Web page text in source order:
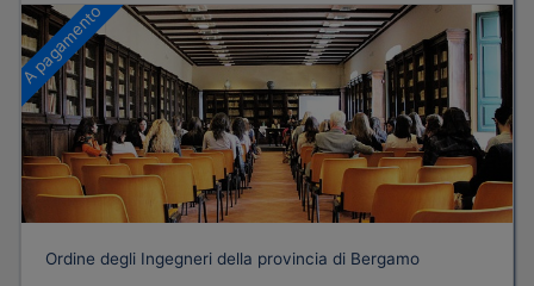
A pagamento
Ordine degli Ingegneri della provincia di Bergamo